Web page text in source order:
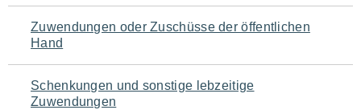
Zuwendungen oder Zuschüsse der öffentlichen
Hand
Schenkungen und sonstige lebzeitige
Zuwendungen